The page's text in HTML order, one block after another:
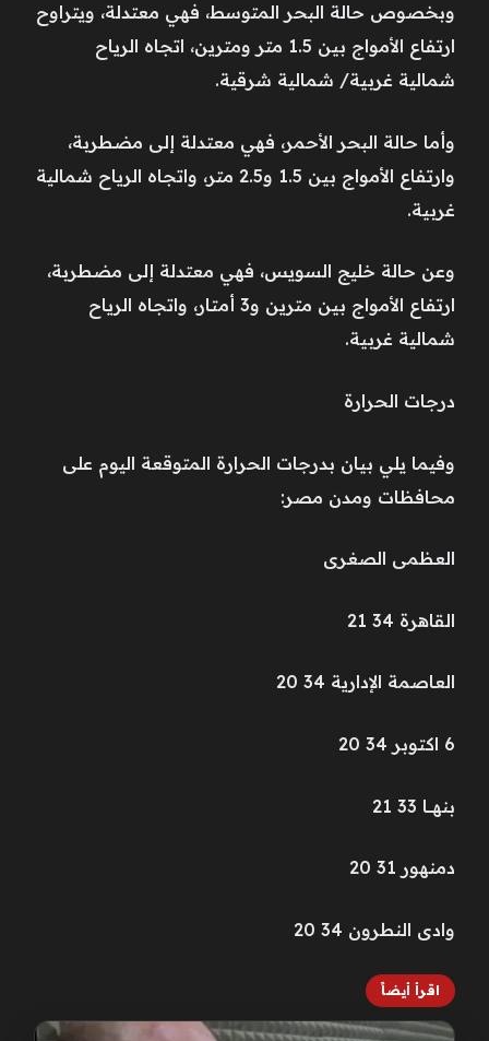
وبخصوص حالة البحر المتوسط، فهي معتدلة، ويتراوح
ارتفاع الأمواج بين 1.5 متر ومترين، اتجاه الرياح
شمالية غربية/ شمالية شرقية.
وأما حالة البحر الأحمر، فهي معتدلة إلى مضطربة،
وارتفاع الأمواج بين 1.5 و2.5 متر، واتجاه الرياح شمالية
غربية.
وعن حالة خليج السويس، فهي معتدلة إلى مضطربة،
ارتفاع الأمواج بين مترين و3 أمتار، واتجاه الرياح
شمالية غربية.
درجات الحرارة
وفيما يلي بيان بدرجات الحرارة المتوقعة اليوم على
محافظات ومدن مصر:
العظمى الصغرى
القاهرة 34 21
العاصمة الإدارية 34 20
6 اكتوبر 34 20
بنهــــا 33 21
دمنهور 31 20
وادى النطرون 34 20
اقرأ أيضاً